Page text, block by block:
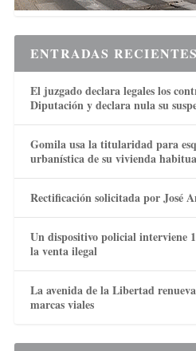
ENTRADAS RECIENTES
El juzgado declara legales los
Diputación y declara nula su
Gomila usa la titularidad para
urbanística de su vivienda
Rectificación solicitada por José
Un dispositivo policial interviene
la venta ilegal
La avenida de la Libertad renueva
marcas viales